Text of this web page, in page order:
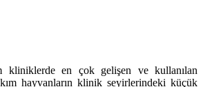
kliniklerde en çok gelişen ve kullanılan
hayvanların klinik seyirlerindeki küçük